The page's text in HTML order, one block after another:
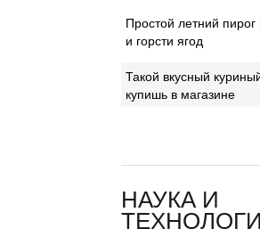
Простой летний пирог
и горсти ягод
Такой вкусный
купишь в магазине
НАУКА И